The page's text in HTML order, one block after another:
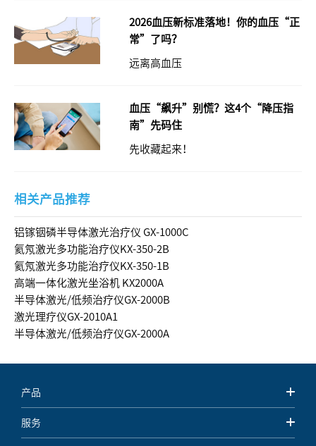
2026血压新标准落地！你的血压“正
常”了吗？
远离高血压
血压“飙升”别慌？这4个“降压指
南”先码住
先收藏起来！
相关产品推荐
铝镓铟磷半导体激光治疗仪 GX-1000C
氦氖激光多功能治疗仪KX-350-2B
氦氖激光多功能治疗仪KX-350-1B
高端一体化激光坐浴机 KX2000A
半导体激光/低频治疗仪GX-2000B
激光理疗仪GX-2010A1
半导体激光/低频治疗仪GX-2000A
产品
服务